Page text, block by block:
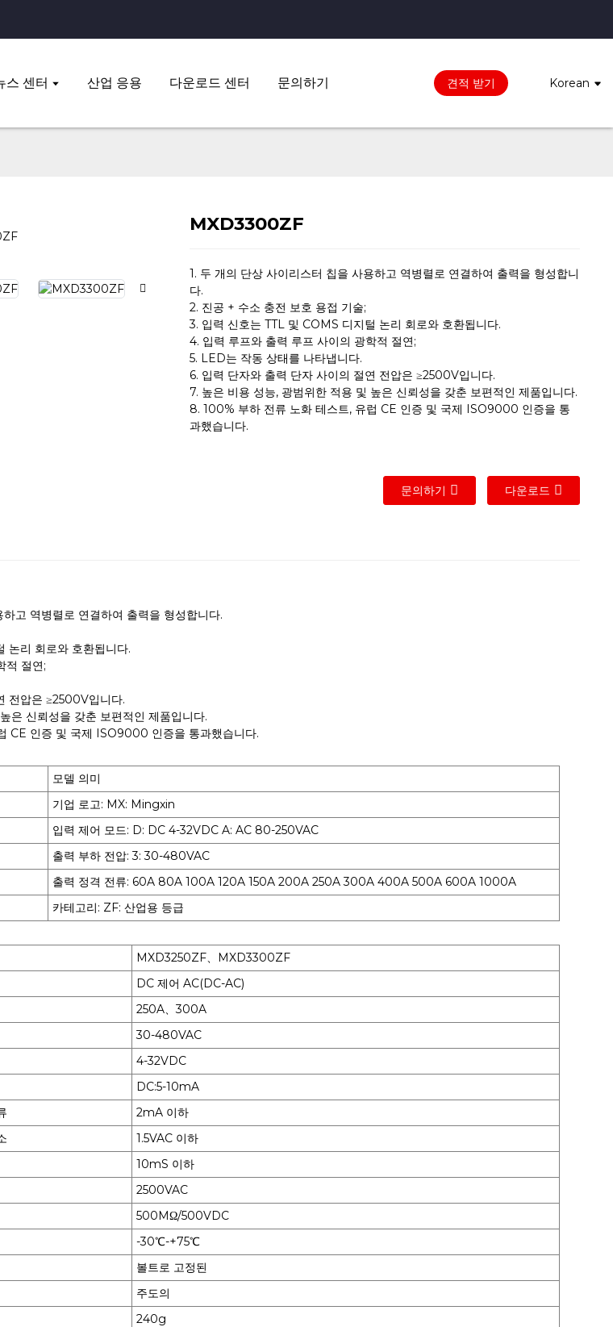
스 센터 산업 응용 다운로드 센터 문의하기 견적 받기 Korean
MXD3300ZF
1. 두 개의 단상 사이리스터 칩을 사용하고 역병렬로 연결하여 출력을 형성합니
다.
2. 진공 + 수소 충전 보호 용접 기술;
3. 입력 신호는 TTL 및 COMS 디지털 논리 회로와 호환됩니다.
4. 입력 루프와 출력 루프 사이의 광학적 절연;
5. LED는 작동 상태를 나타냅니다.
6. 입력 단자와 출력 단자 사이의 절연 전압은 ≥2500V입니다.
7. 높은 비용 성능, 광범위한 적용 및 높은 신뢰성을 갖춘 보편적인 제품입니다.
8. 100% 부하 전류 노화 테스트, 유럽 CE 인증 및 국제 ISO9000 인증을 통
과했습니다.
문의하기 다운로드
고 역병렬로 연결하여 출력을 형성합니다.
논리 회로와 호환됩니다.
적 절연;
전압은 ≥2500V입니다.
은 신뢰성을 갖춘 보편적인 제품입니다.
CE 인증 및 국제 ISO9000 인증을 통과했습니다.
모델 의미
기업 로고: MX: Mingxin
입력 제어 모드: D: DC 4-32VDC A: AC 80-250VAC
출력 부하 전압: 3: 30-480VAC
출력 정격 전류: 60A 80A 100A 120A 150A 200A 250A 300A 400A 500A 600A 1000A
카테고리: ZF: 산업용 등급
MXD3250ZF、MXD3300ZF
DC 제어 AC(DC-AC)
250A、300A
30-480VAC
4-32VDC
DC:5-10mA
2mA 이하
1.5VAC 이하
10mS 이하
2500VAC
500MΩ/500VDC
-30℃-+75℃
볼트로 고정된
주도의
240g